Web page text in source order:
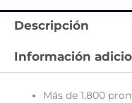
Descripción
Información
Más de 1,800